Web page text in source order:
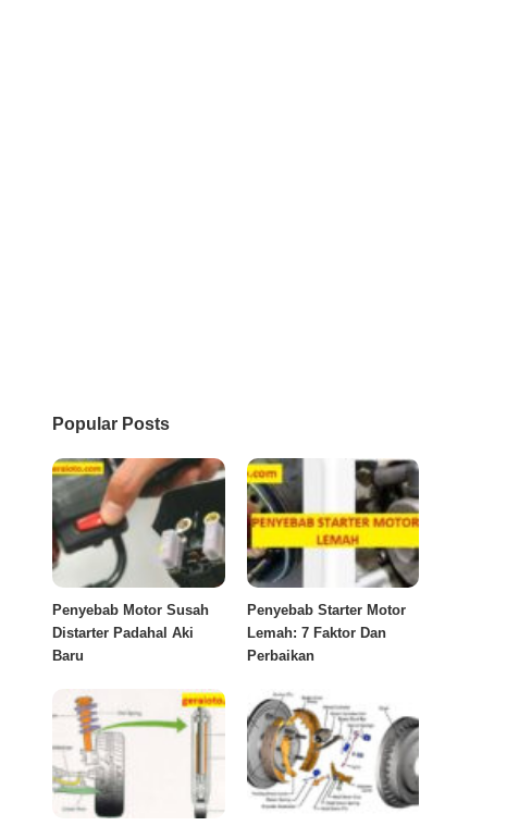
Popular Posts
Penyebab Motor Susah
Distarter Padahal Aki
Baru
Penyebab Starter Motor
Lemah: 7 Faktor Dan
Perbaikan